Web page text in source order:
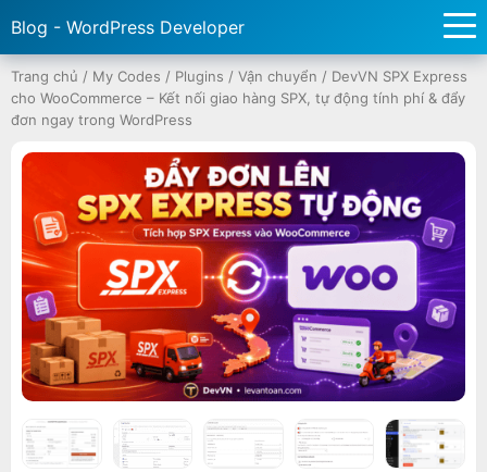
Blog - WordPress Developer
Trang chủ / My Codes / Plugins / Vận chuyển / DevVN SPX Express
cho WooCommerce – Kết nối giao hàng SPX, tự động tính phí & đẩy
đơn ngay trong WordPress